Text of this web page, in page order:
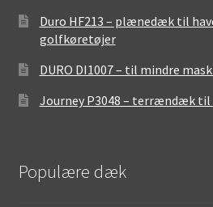
Duro HF213 – plænedæk til
golfkøretøjer
DURO DI1007 – til mindre
Journey P3048 – terrændæk til
Populære dæk